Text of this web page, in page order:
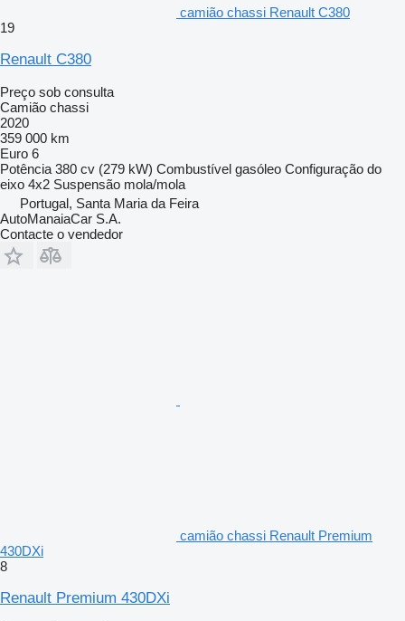
camião chassi Renault C380
19
Renault C380
Preço sob consulta
Camião chassi
2020
359 000 km
Euro 6
Potência 380 cv (279 kW) Combustível gasóleo Configuração do
eixo 4x2 Suspensão mola/mola
Portugal, Santa Maria da Feira
AutoManaiaCar S.A.
Contacte o vendedor
camião chassi Renault Premium
430DXi
8
Renault Premium 430DXi